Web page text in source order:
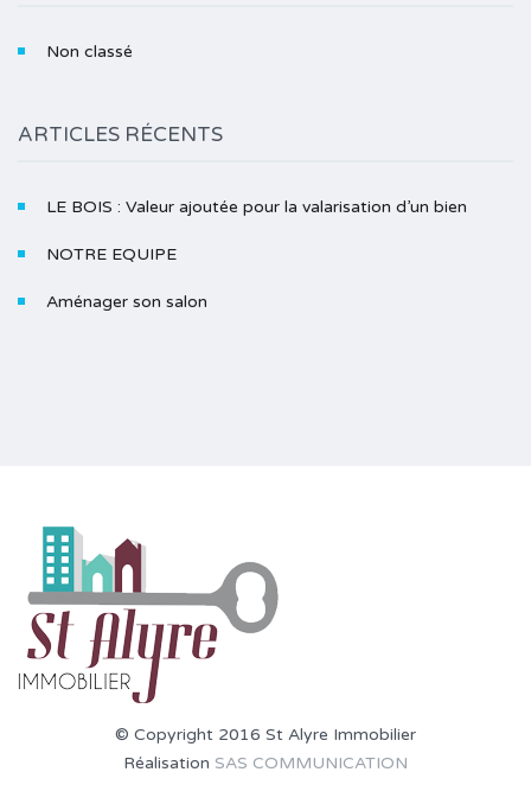
Non classé
ARTICLES RÉCENTS
LE BOIS : Valeur ajoutée pour la valarisation d’un bien
NOTRE EQUIPE
Aménager son salon
© Copyright 2016 St Alyre Immobilier
Réalisation SAS COMMUNICATION